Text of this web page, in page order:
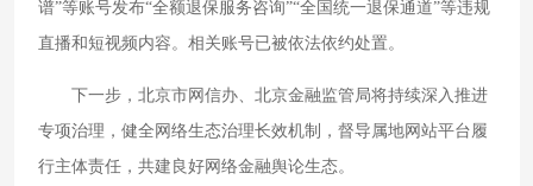
谱”等账号发布“全额退保服务咨询”“全国统一退保通道”等违规
直播和短视频内容。相关账号已被依法依约处置。
下一步，北京市网信办、北京金融监管局将持续深入推进
专项治理，健全网络生态治理长效机制，督导属地网站平台履
行主体责任，共建良好网络金融舆论生态。